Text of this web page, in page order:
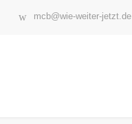
mcb@wie-weiter-jetzt.de